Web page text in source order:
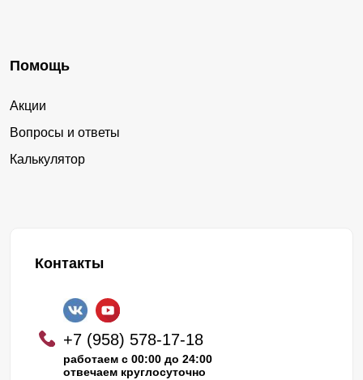
Помощь
Акции
Вопросы и ответы
Калькулятор
Контакты
+7 (958) 578-17-18
работаем с 00:00 до 24:00
отвечаем круглосуточно